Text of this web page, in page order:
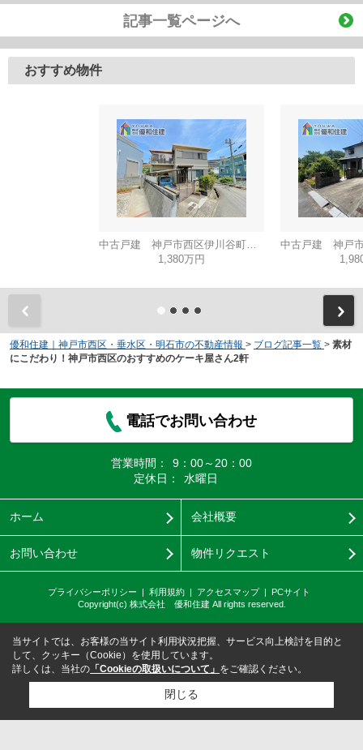
記事一覧ページへ
おすすめ物件
中古戸建 神戸市西区伊川谷町有瀬
1,380万円
優和住建｜神戸市西区・垂水区・明石市の不動産情報 > ブログ記事一覧 > 素材
にこだわり！神戸市西区のおすすめのケーキ屋さん2軒
電話でお問い合わせ
営業時間：
9：00～20：00
定休日：
水曜日
ホーム 会社概要
お問い合わせ 物件リクエスト
プライバシーポリシー 利用規約 アクセスマップ
PCサイト
Copyright(c) 株式会社 優和住建 All rights reserved.
当サイトでは、お客様の当サイト利用状況把握、サービス向上検討を目的と
して、クッキー（Cookie）を使用しています。
詳しくは、当社の 「Cookieの取扱いについて」 をご確認ください。
閉じる